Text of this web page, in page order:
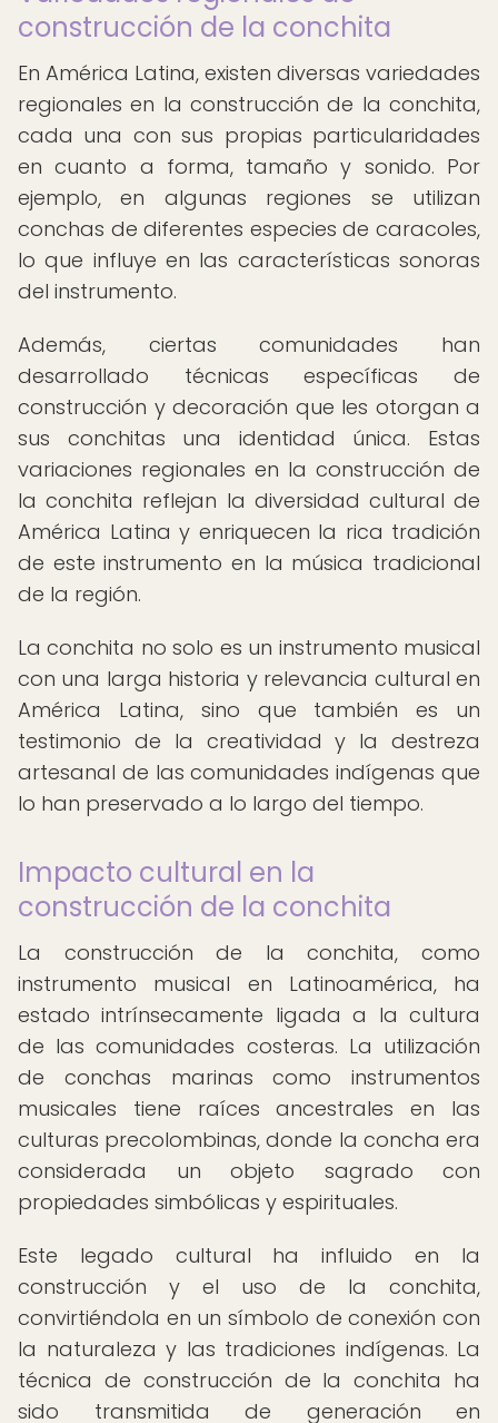
construcción de la conchita
En América Latina, existen diversas variedades
regionales en la construcción de la conchita,
cada una con sus propias particularidades
en cuanto a forma, tamaño y sonido. Por
ejemplo, en algunas regiones se utilizan
conchas de diferentes especies de caracoles,
lo que influye en las características sonoras
del instrumento.
Además, ciertas comunidades han
desarrollado técnicas específicas de
construcción y decoración que les otorgan a
sus conchitas una identidad única. Estas
variaciones regionales en la construcción de
la conchita reflejan la diversidad cultural de
América Latina y enriquecen la rica tradición
de este instrumento en la música tradicional
de la región.
La conchita no solo es un instrumento musical
con una larga historia y relevancia cultural en
América Latina, sino que también es un
testimonio de la creatividad y la destreza
artesanal de las comunidades indígenas que
lo han preservado a lo largo del tiempo.
Impacto cultural en la
construcción de la conchita
La construcción de la conchita, como
instrumento musical en Latinoamérica, ha
estado intrínsecamente ligada a la cultura
de las comunidades costeras. La utilización
de conchas marinas como instrumentos
musicales tiene raíces ancestrales en las
culturas precolombinas, donde la concha era
considerada un objeto sagrado con
propiedades simbólicas y espirituales.
Este legado cultural ha influido en la
construcción y el uso de la conchita,
convirtiéndola en un símbolo de conexión con
la naturaleza y las tradiciones indígenas. La
técnica de construcción de la conchita ha
sido transmitida de generación en